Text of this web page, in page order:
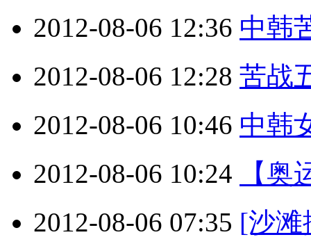
2012-08-06 12:36 中韩
2012-08-06 12:28 苦战
2012-08-06 10:46 中韩
2012-08-06 10:24
【
2012-08-06 07:35 [沙滩